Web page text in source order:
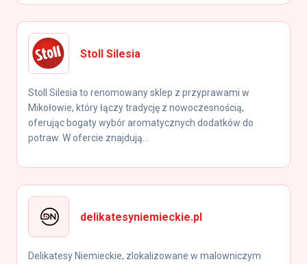
Stoll Silesia
Stoll Silesia to renomowany sklep z przyprawami w
Mikołowie, który łączy tradycję z nowoczesnością,
oferując bogaty wybór aromatycznych dodatków do
potraw. W ofercie znajdują...
delikatesyniemieckie.pl
Delikatesy Niemieckie, zlokalizowane w malowniczym